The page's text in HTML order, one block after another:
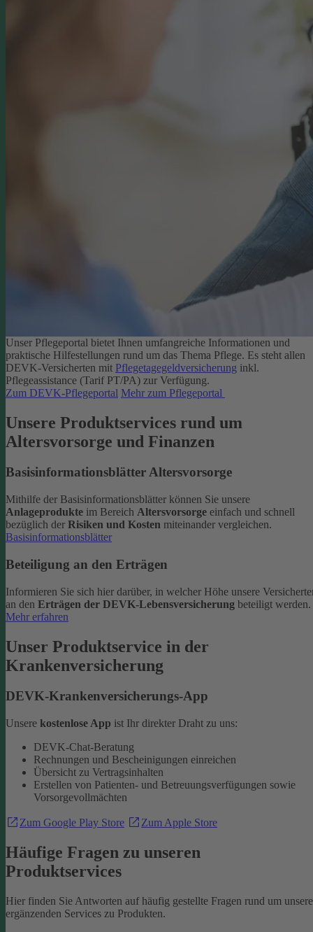
Unser Pflegeportal bietet Ihnen umfangreiche Informationen und
praktische Hilfestellungen rund um das Thema Pflege. Es steht allen
DEVK-Versicherten mit Pflegetagegeldversicherung inkl.
Pflegeassistance (Tarif PT/PA) zur Verfügung.
Zum DEVK-Pflegeportal Mehr zum Pflegeportal
Unsere Produktservices rund um
Altersvorsorge und Finanzen
Basisinformationsblätter Altersvorsorge
Mithilfe der Basisinformationsblätter können Sie unsere
Anlageprodukte im Bereich Altersvorsorge einfach und schnell
bezüglich der Risiken und Kosten miteinander vergleichen.
Basisinformationsblätter
Beteiligung an den Erträgen
Informieren Sie sich hier darüber, in welcher Höhe unsere
an den Erträgen der DEVK-Lebensversicherung beteiligt werden.
Mehr erfahren
Unser Produktservice in der
Krankenversicherung
DEVK-Krankenversicherungs-App
Unsere kostenlose App ist Ihr direkter Draht zu uns:
DEVK-Chat-Beratung
Rechnungen und Bescheinigungen einreichen
Übersicht zu Vertragsinhalten
Erstellen von Patienten- und Betreuungsverfügungen sowie
Vorsorgevollmächten
Zum Google Play Store Zum Apple Store
Häufige Fragen zu unseren
Produktservices
Hier finden Sie Antworten auf häufig gestellte Fragen rund um unsere
ergänzenden Services zu Produkten.